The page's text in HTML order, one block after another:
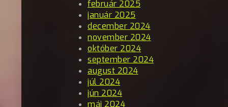
február 2025
január 2025
december 2024
november 2024
október 2024
september 2024
august 2024
júl 2024
jún 2024
máj 2024